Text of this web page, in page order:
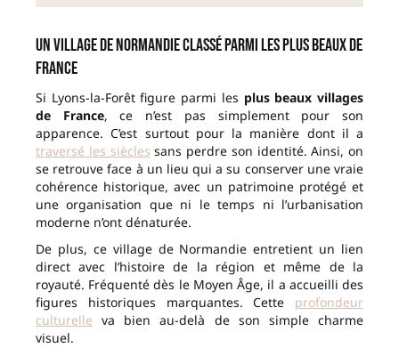
Un village de Normandie classé parmi les plus beaux de
France
Si Lyons-la-Forêt figure parmi les plus beaux villages
de France, ce n’est pas simplement pour son
apparence. C’est surtout pour la manière dont il a
traversé les siècles sans perdre son identité. Ainsi, on
se retrouve face à un lieu qui a su conserver une vraie
cohérence historique, avec un patrimoine protégé et
une organisation que ni le temps ni l’urbanisation
moderne n’ont dénaturée.
De plus, ce village de Normandie entretient un lien
direct avec l’histoire de la région et même de la
royauté. Fréquenté dès le Moyen Âge, il a accueilli des
figures historiques marquantes. Cette profondeur
culturelle va bien au-delà de son simple charme
visuel.